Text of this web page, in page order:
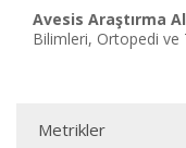
Avesis Araştırma
Bilimleri, Ortopedi
Metrikler